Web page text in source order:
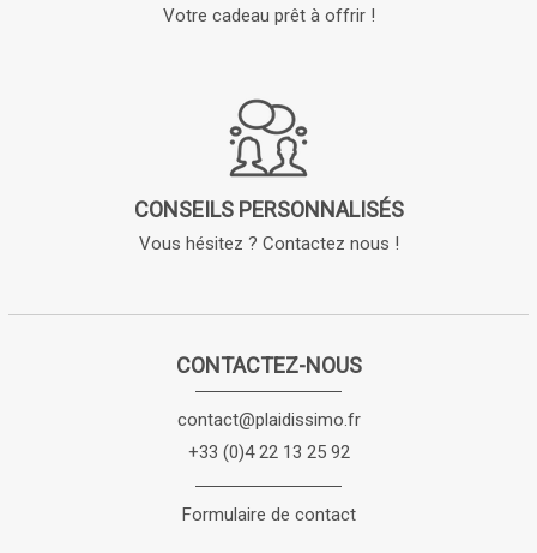
Votre cadeau prêt à offrir !
CONSEILS PERSONNALISÉS
Vous hésitez ? Contactez nous !
CONTACTEZ-NOUS
contact@plaidissimo.fr
+33 (0)4 22 13 25 92
Formulaire de contact